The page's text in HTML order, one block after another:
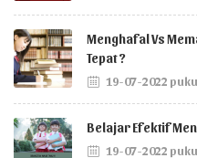
Menghafal Vs
Tepat ?
19-07-2022
Belajar Efektif
19-07-2022